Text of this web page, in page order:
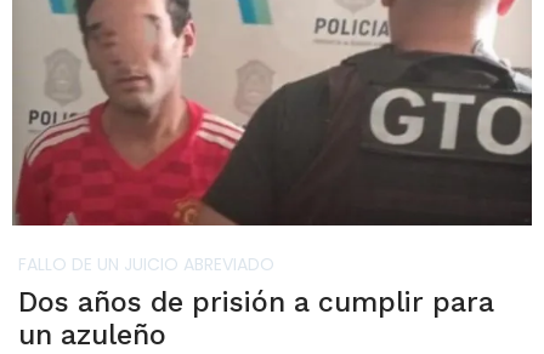
FALLO DE UN JUICIO ABREVIADO
Dos años de prisión a cumplir para
un azuleño